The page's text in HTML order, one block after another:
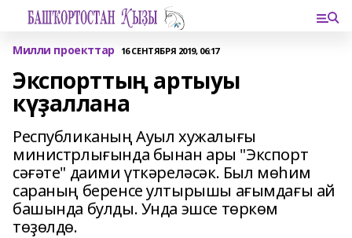
Милли проекттар 16 СЕНТЯБРЯ 2019, 06:17
Экспорттың артыуы
күҙаллана
Республиканың Ауыл хужалығы
министрлығында бынан ары "Экспорт
сәғәте" даими үткәреләсәк. Был мөһим
сараның беренсе ултырышы ағымдағы ай
башында булды. Унда эшсе төркөм
төҙөлдө.